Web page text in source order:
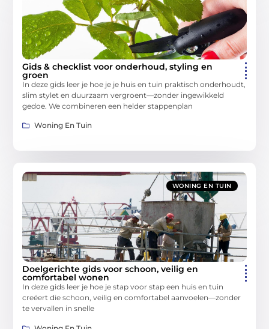
Gids & checklist voor onderhoud, styling en
groen
In deze gids leer je hoe je je huis en tuin praktisch onderhoudt,
slim stylet en duurzaam vergroent—zonder ingewikkeld
gedoe. We combineren een helder stappenplan
Woning En Tuin
WONING EN TUIN
Doelgerichte gids voor schoon, veilig en
comfortabel wonen
In deze gids leer je hoe je stap voor stap een huis en tuin
creëert die schoon, veilig en comfortabel aanvoelen—zonder
te vervallen in snelle